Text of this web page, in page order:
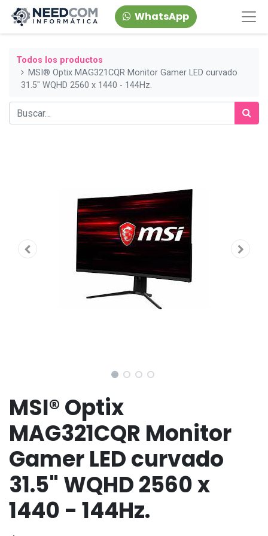
WhatsApp
Todos los productos
MSI® Optix MAG321CQR Monitor Gamer LED curvado
31.5" WQHD 2560 x 1440 - 144Hz.
MSI® Optix
MAG321CQR Monitor
Gamer LED curvado
31.5" WQHD 2560 x
1440 - 144Hz.